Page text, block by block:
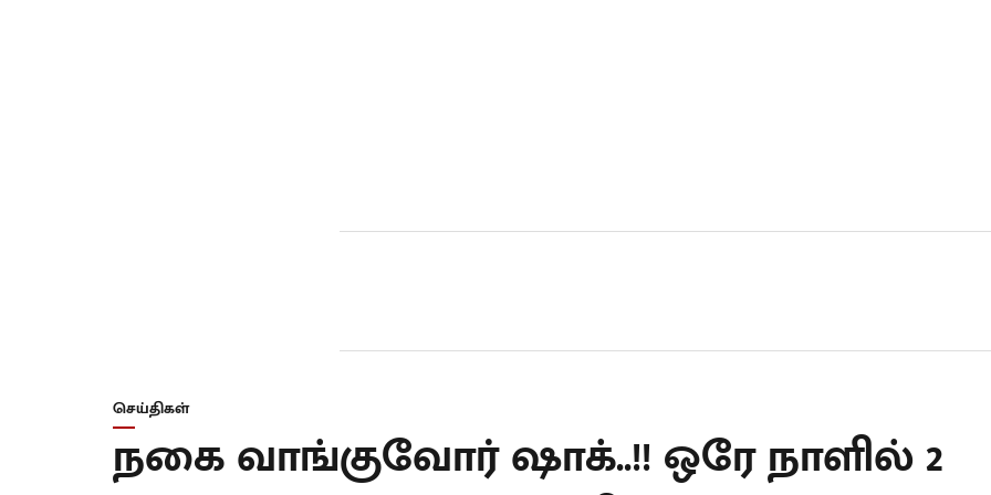
செய்திகள்
நகை வாங்குவோர் ஷாக்..!! ஒரே நாளில் 2